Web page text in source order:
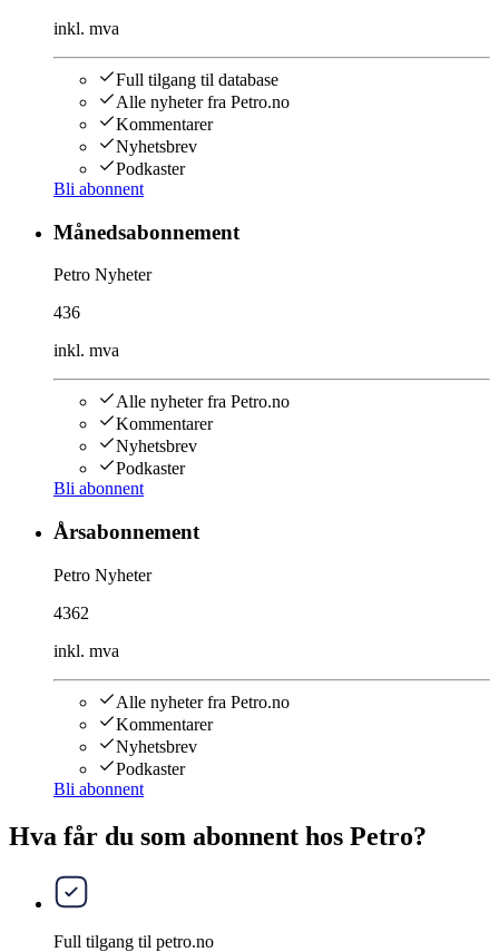
inkl. mva
Full tilgang til database
Alle nyheter fra Petro.no
Kommentarer
Nyhetsbrev
Podkaster
Bli abonnent
Månedsabonnement
Petro Nyheter
436
inkl. mva
Alle nyheter fra Petro.no
Kommentarer
Nyhetsbrev
Podkaster
Bli abonnent
Årsabonnement
Petro Nyheter
4362
inkl. mva
Alle nyheter fra Petro.no
Kommentarer
Nyhetsbrev
Podkaster
Bli abonnent
Hva får du som abonnent hos Petro?
Full tilgang til petro.no